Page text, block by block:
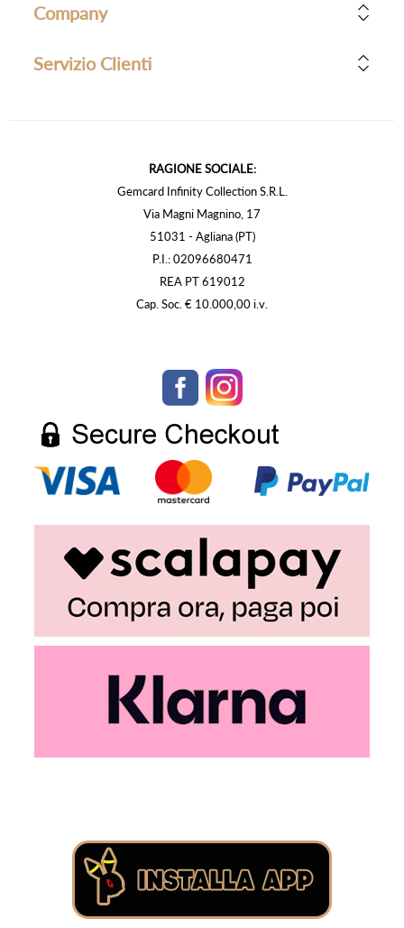
Company
Servizio Clienti
RAGIONE SOCIALE:
Gemcard Infinity Collection S.R.L.
Via Magni Magnino, 17
51031 - Agliana (PT)
P.I.: 02096680471
REA PT 619012
Cap. Soc. € 10.000,00 i.v.